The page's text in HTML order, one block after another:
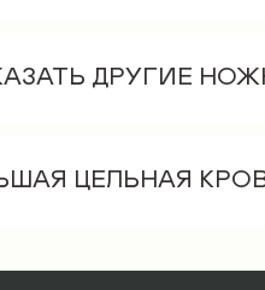
ДРУГИЕ
ЦЕЛЬНАЯ